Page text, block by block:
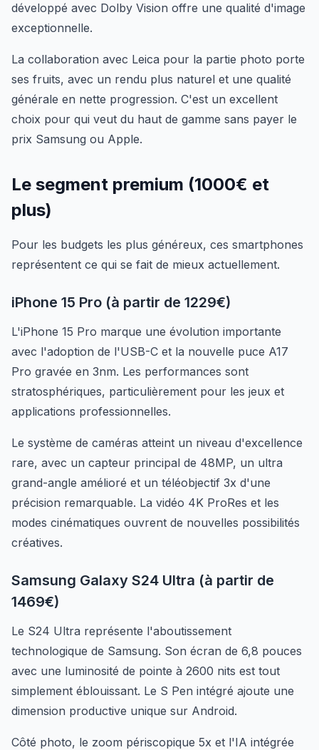
développé avec Dolby Vision offre une qualité d'image
exceptionnelle.
La collaboration avec Leica pour la partie photo porte
ses fruits, avec un rendu plus naturel et une qualité
générale en nette progression. C'est un excellent
choix pour qui veut du haut de gamme sans payer le
prix Samsung ou Apple.
Le segment premium (1000€ et
plus)
Pour les budgets les plus généreux, ces smartphones
représentent ce qui se fait de mieux actuellement.
iPhone 15 Pro (à partir de 1229€)
L'iPhone 15 Pro marque une évolution importante
avec l'adoption de l'USB-C et la nouvelle puce A17
Pro gravée en 3nm. Les performances sont
stratosphériques, particulièrement pour les jeux et
applications professionnelles.
Le système de caméras atteint un niveau d'excellence
rare, avec un capteur principal de 48MP, un ultra
grand-angle amélioré et un téléobjectif 3x d'une
précision remarquable. La vidéo 4K ProRes et les
modes cinématiques ouvrent de nouvelles possibilités
créatives.
Samsung Galaxy S24 Ultra (à partir de
1469€)
Le S24 Ultra représente l'aboutissement
technologique de Samsung. Son écran de 6,8 pouces
avec une luminosité de pointe à 2600 nits est tout
simplement éblouissant. Le S Pen intégré ajoute une
dimension productive unique sur Android.
Côté photo, le zoom périscopique 5x et l'IA intégrée